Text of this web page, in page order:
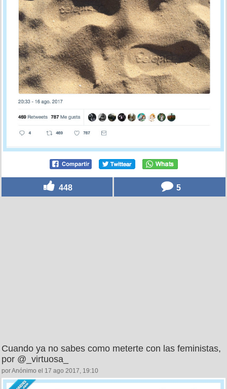
448 5
Cuando ya no sabes como meterte con las feministas,
por @_virtuosa_
por Anónimo el 17 ago 2017, 19:10